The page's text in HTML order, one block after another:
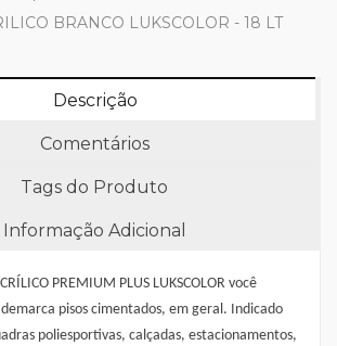
BRANCO LUKSCOLOR - 18 LT
Descrição
Comentários
Tags do Produto
Informação Adicional
PREMIUM PLUS LUKSCOLOR você
pisos cimentados, em geral. Indicado
poliesportivas, calçadas, estacionamentos,